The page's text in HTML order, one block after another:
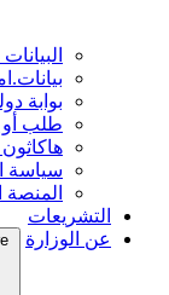
بوابة
طلب أو
هاكاثون
سياسة
المنصة
التشريعات
عن الوزارة